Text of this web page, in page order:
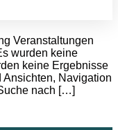
Veranstaltungen
wurden keine
keine Ergebnisse
Navigation
nach […]